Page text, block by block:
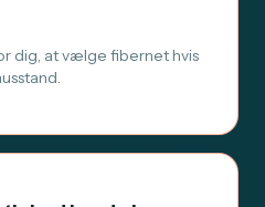
dig, at vælge fibernet hvis